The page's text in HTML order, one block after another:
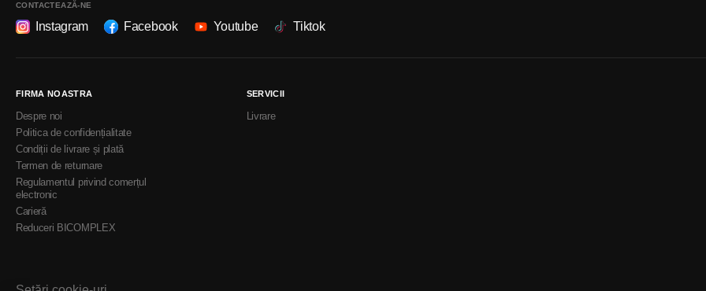
CONTACTEAZĂ-NE
Instagram Facebook Youtube Tiktok
FIRMA NOASTRA
Despre noi
Politica de confidențialitate
Condiții de livrare și plată
Termen de returnare
Regulamentul privind comerțul
electronic
Carieră
Reduceri BICOMPLEX
SERVICII
Livrare